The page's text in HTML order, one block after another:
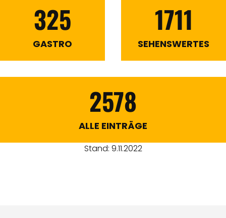
325
GASTRO
1711
SEHENSWERTES
2578
ALLE EINTRÄGE
Stand: 9.11.2022